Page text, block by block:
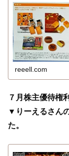
reeell.com
７月株主優待権
▼りーえるさん
た。